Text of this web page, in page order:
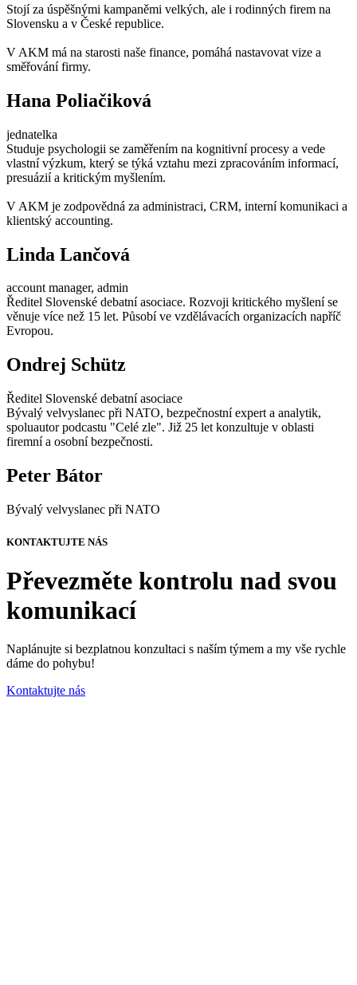
Stojí za úspěšnými kampaněmi velkých, ale i rodinných firem na
Slovensku a v České republice.
V AKM má na starosti naše finance, pomáhá nastavovat vize a
směřování firmy.
Hana Poliačiková
jednatelka
Studuje psychologii se zaměřením na kognitivní procesy a vede
vlastní výzkum, který se týká vztahu mezi zpracováním informací,
presuázií a kritickým myšlením.
V AKM je zodpovědná za administraci, CRM, interní komunikaci a
klientský accounting.
Linda Lančová
account manager, admin
Ředitel Slovenské debatní asociace. Rozvoji kritického myšlení se
věnuje více než 15 let. Působí ve vzdělávacích organizacích napříč
Evropou.
Ondrej Schütz
Ředitel Slovenské debatní asociace
Bývalý velvyslanec při NATO, bezpečnostní expert a analytik,
spoluautor podcastu "Celé zle". Již 25 let konzultuje v oblasti
firemní a osobní bezpečnosti.
Peter Bátor
Bývalý velvyslanec při NATO
KONTAKTUJTE NÁS
Převezměte kontrolu nad svou
komunikací
Naplánujte si bezplatnou konzultaci s naším týmem a my vše rychle
dáme do pohybu!
Kontaktujte nás